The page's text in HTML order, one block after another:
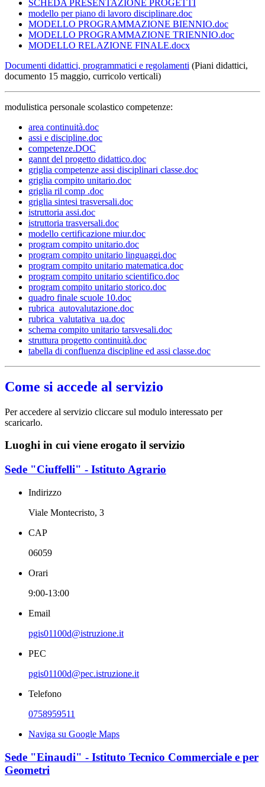
SCHEDA PRESENTAZIONE PROGETTI
modello per piano di lavoro disciplinare.doc
MODELLO PROGRAMMAZIONE BIENNIO.doc
MODELLO PROGRAMMAZIONE TRIENNIO.doc
MODELLO RELAZIONE FINALE.docx
Documenti didattici, programmatici e regolamenti (Piani didattici,
documento 15 maggio, curricolo verticali)
modulistica personale scolastico competenze:
area continuità.doc
assi e discipline.doc
competenze.DOC
gannt del progetto didattico.doc
griglia competenze assi disciplinari classe.doc
griglia compito unitario.doc
griglia ril comp .doc
griglia sintesi trasversali.doc
istruttoria assi.doc
istruttoria trasversali.doc
modello certificazione miur.doc
program compito unitario.doc
program compito unitario linguaggi.doc
program compito unitario matematica.doc
program compito unitario scientifico.doc
program compito unitario storico.doc
quadro finale scuole 10.doc
rubrica_autovalutazione.doc
rubrica_valutativa_ua.doc
schema compito unitario tarsvesali.doc
struttura progetto continuità.doc
tabella di confluenza discipline ed assi classe.doc
Come si accede al servizio
Per accedere al servizio cliccare sul modulo interessato per
scaricarlo.
Luoghi in cui viene erogato il servizio
Sede "Ciuffelli" - Istituto Agrario
Indirizzo
Viale Montecristo, 3
CAP
06059
Orari
9:00-13:00
Email
pgis01100d@istruzione.it
PEC
pgis01100d@pec.istruzione.it
Telefono
0758959511
Naviga su Google Maps
Sede "Einaudi" - Istituto Tecnico Commerciale e per
Geometri